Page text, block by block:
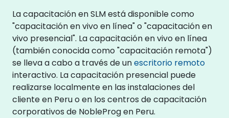
La capacitación en SLM está disponible como
"capacitación en vivo en línea" o "capacitación en
vivo presencial". La capacitación en vivo en línea
(también conocida como "capacitación remota")
se lleva a cabo a través de unescritorio remoto
interactivo. La capacitación presencial puede
realizarse localmente en las instalaciones del
cliente en Peru o en los centros de capacitación
corporativos de NobleProg en Peru.